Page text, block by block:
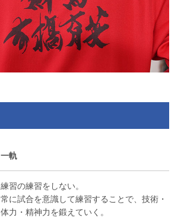
一軌
練習の練習をしない。
常に試合を意識して練習することで、技術・
体力・精神力を鍛えていく。